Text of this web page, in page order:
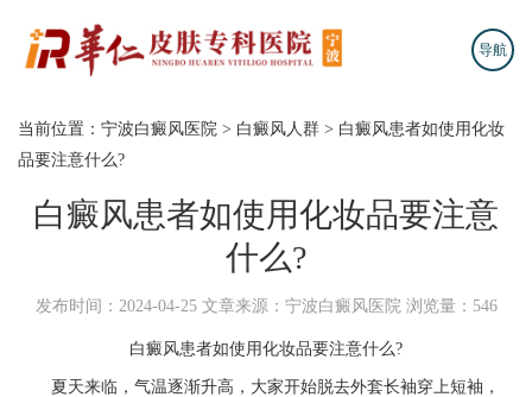
导航
当前位置： 宁波白癜风医院 > 白癜风人群 > 白癜风患者如使用化妆
品要注意什么?
白癜风患者如使用化妆品要注意
什么?
发布时间：2024-04-25 文章来源：宁波白癜风医院 浏览量：546
白癜风患者如使用化妆品要注意什么?
夏天来临，气温逐渐升高，大家开始脱去外套长袖穿上短袖，